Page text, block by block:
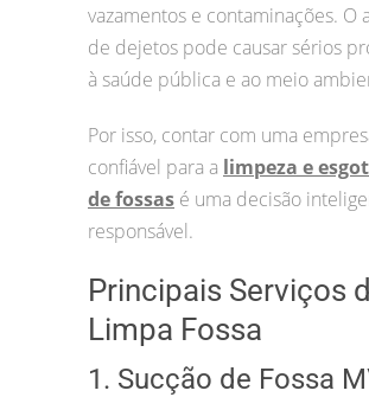
vazamentos e contaminações. O
de dejetos pode causar sérios
à saúde pública e ao meio
Por isso, contar com uma
confiável para a limpeza e
de fossas é uma decisão
responsável.
Principais Serviços
Limpa Fossa
1. Sucção de Fossa